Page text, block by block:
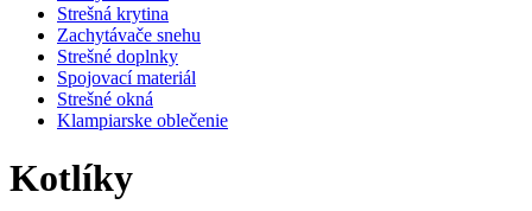
Strešná krytina
Zachytávače snehu
Strešné doplnky
Spojovací materiál
Strešné okná
Klampiarske oblečenie
Kotlíky